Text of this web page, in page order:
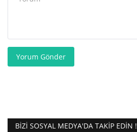
Yorum Gönder
BIZI SOSYAL MEDYA'DA TAKIP EDIN !